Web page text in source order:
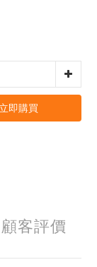
立即購買
顧客評價